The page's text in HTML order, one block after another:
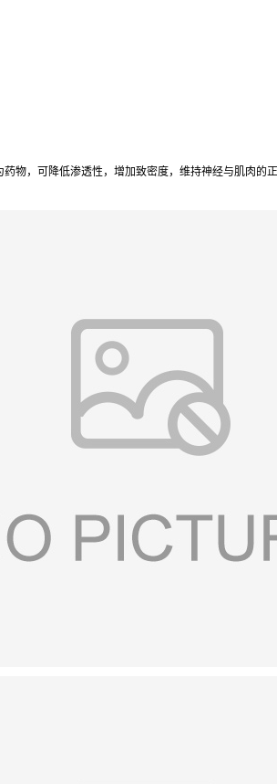
物，可降低渗透性，增加致密度，维持神经与肌肉